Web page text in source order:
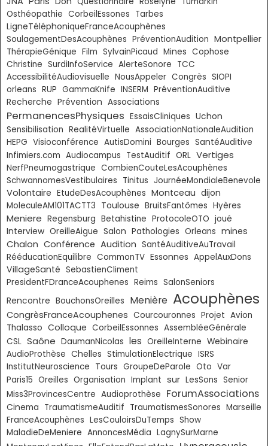
Osthéopathie CorbeilEssones Tarbes
LigneTéléphoniqueFranceAcouphènes
SoulagementDesAcouphènes PréventionAudition Montpellier
ThérapieGénique Film SylvainPicaud Mines Cophose
Christine SurdiInfoService AlerteSonore TCC
AccessibilitéAudiovisuelle NousAppeler Congrès SIOPI
orleans RUP GammaKnife INSERM PréventionAuditive
Recherche Prévention Associations
PermanencesPhysiques EssaisCliniques Uchon
Sensibilisation RealitéVirtuelle AssociationNationaleAudition
HEPG Visioconférence AutisDomini Bourges SantéAuditive
Infimiers.com Audiocampus TestAuditif ORL Vertiges
NerfPneumogastrique CombienCouteLesAcouphènes
SchwannomesVestibulaires Tinitus JournéeMondialeBenevole
Volontaire EtudeDesAcouphènes Montceau dijon
MoleculeAM101TACTT3 Toulouse BruitsFantômes Hyères
Meniere Regensburg Betahistine ProtocoleOTO joué
Interview OreilleAigue Salon Pathologies Orleans mines
Chalon Conférence Audition SantéAuditiveAuTravail
RééducationEquilibre CommonTV Essonnes AppelAuxDons
VillageSanté SebastienCliment
PresidentFDranceAcouphenes Reims SalonSeniors
Rencontre BouchonsOreilles Menière Acouphènes
CongrèsFranceAcouphenes Courcouronnes Projet Avion
Thalasso Colloque CorbeilEssonnes AssembléeGénérale
CSL Saône DaumanNicolas les OreilleInterne Webinaire
AudioProthèse Chelles StimulationElectrique ISRS
InstitutNeuroscience Tours GroupeDeParole Oto Var
Paris15 Oreilles Organisation Implant sur LesSons Senior
Miss3ProvincesCentre Audioprothèse ForumAssociations
Cinema TraumatismeAuditif TraumatismesSonores Marseille
FranceAcouphènes LesCouloirsDuTemps Show
MaladieDeMeniere AnnoncesMédia LagnySurMarne